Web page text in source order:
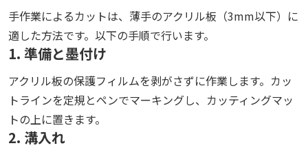
手作業によるカットは、薄手のアクリル板（3mm以下）に
適した方法です。以下の手順で行います。
1. 準備と墨付け
アクリル板の保護フィルムを剥がさずに作業します。カッ
トラインを定規とペンでマーキングし、カッティングマッ
トの上に置きます。
2. 溝入れ